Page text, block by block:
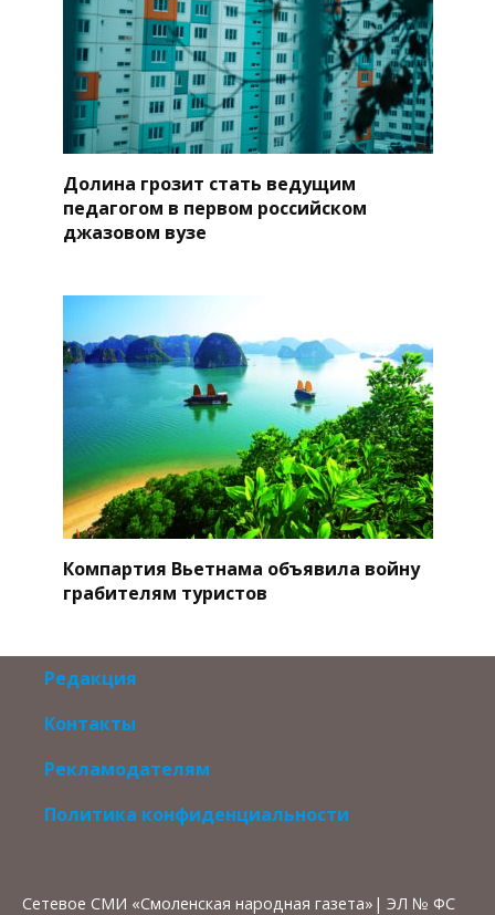
Долина грозит стать ведущим
педагогом в первом российском
джазовом вузе
Компартия Вьетнама объявила войну
грабителям туристов
Редакция
Контакты
Рекламодателям
Политика конфиденциальности
Сетевое СМИ «Смоленская народная газета»| ЭЛ № ФС